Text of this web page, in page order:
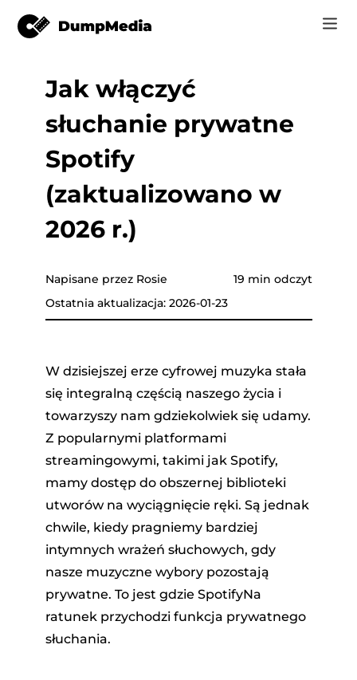
Music
Wideo
Narzędzia online
Spotify do mp3
Muzyka YouTube do MP3
Suno do MP3
Sklep
Wsparcie
Zaloguj Się
Jak włączyć
słuchanie prywatne
Spotify
(zaktualizowano w
2026 r.)
Napisane przez Rosie
Ostatnia aktualizacja: 2026-01-23
19 min odczyt
W dzisiejszej erze cyfrowej muzyka stała
się integralną częścią naszego życia i
towarzyszy nam gdziekolwiek się udamy.
Z popularnymi platformami
streamingowymi, takimi jak Spotify,
mamy dostęp do obszernej biblioteki
utworów na wyciągnięcie ręki. Są jednak
chwile, kiedy pragniemy bardziej
intymnych wrażeń słuchowych, gdy
nasze muzyczne wybory pozostają
prywatne. To jest gdzie SpotifyNa
ratunek przychodzi funkcja prywatnego
słuchania.